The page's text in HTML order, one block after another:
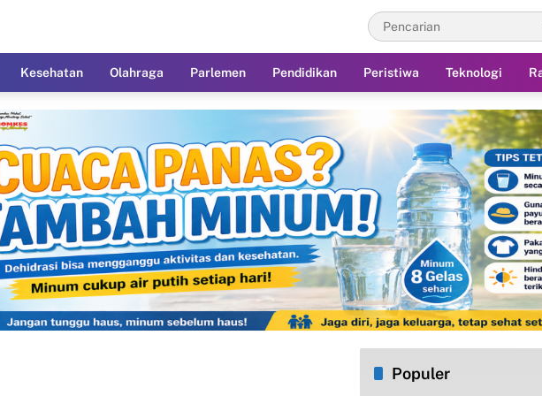
Kesehatan Olahraga Parlemen Pendidikan Peristiwa Teknologi
Populer